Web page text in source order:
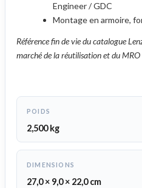
Engineer / GDC
Montage en armoire,
Référence fin de vie du catalogue
marché de la réutilisation et du MRO
POIDS
2,500 kg
DIMENSIONS
27,0 × 9,0 × 22,0 cm